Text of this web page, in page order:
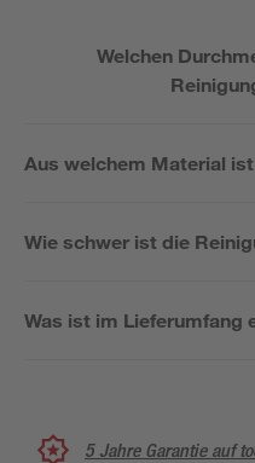
Welchen
Aus welchem Material
Wie schwer ist die
Was ist im Lieferumfang
5 Jahre Garantie auf